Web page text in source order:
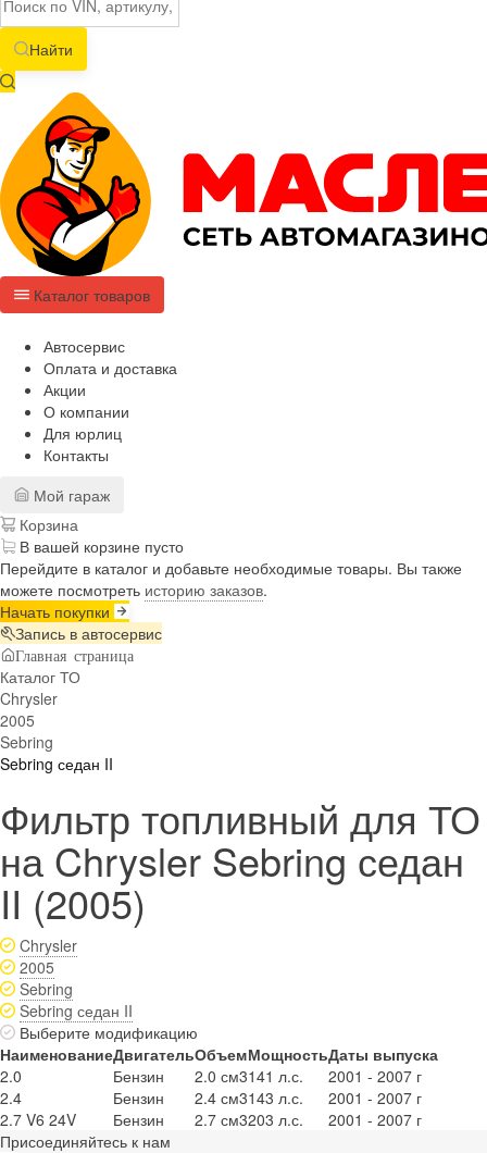
Найти
Каталог товаров
Автосервис
Оплата и доставка
Акции
О компании
Для юрлиц
Контакты
Мой гараж
Корзина
В вашей корзине пусто
Перейдите в каталог и добавьте необходимые товары. Вы также
можете посмотреть историю заказов.
Начать покупки
Запись в автосервис
Главная страница
Каталог ТО
Chrysler
2005
Sebring
Sebring седан II
Фильтр топливный для ТО
на Chrysler Sebring седан
II (2005)
Chrysler
2005
Sebring
Sebring седан II
Выберите модификацию
НаименованиеДвигательОбъемМощностьДаты выпуска
2.0
Бензин 2.0 см3141 л.с.
2001 - 2007 г
2.4
Бензин 2.4 см3143 л.с.
2001 - 2007 г
2.7 V6 24V
Бензин 2.7 см3203 л.с.
2001 - 2007 г
Присоединяйтесь к нам